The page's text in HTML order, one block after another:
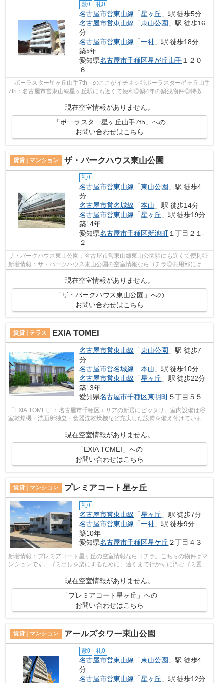
敷0 礼0
名古屋市営東山線 「星ヶ丘 」駅 徒歩5分
名古屋市営東山線 「東山公園 」駅 徒歩16
分
名古屋市営東山線 「一社 」駅 徒歩18分
築5年
愛知県名古屋市千種区星が丘山手 １２０
６
「ポーラスター星ヶ丘山手7th」のここがイチオシ◎ポーラスター星ヶ丘山手
7th：名古屋市営東山線星ヶ丘駅にも近くて便利◎築4年の築浅物件◎特徴的
現在空室情報がありません。
「ポーラスター星ヶ丘山手7th」への
お問い合わせはこちら
賃貸 | マンション ザ・パークハウス東山公園
礼0
名古屋市営東山線 「東山公園 」駅 徒歩4
分
名古屋市営名城線 「本山 」駅 徒歩14分
名古屋市営東山線 「星ヶ丘 」駅 徒歩19分
築14年
愛知県名古屋市千種区新池町 １丁目２１-
２
ザ・パークハウス東山公園：名古屋市営東山線東山公園駅にも近くて便利◎
新着情報：ザ・パークハウス東山公園の空室情報ならコチラ◎共用部には敷
地内ごみ置き場・エレベータなどが揃っ...
現在空室情報がありません。
「ザ・パークハウス東山公園」への
お問い合わせはこちら
賃貸 | テラス EXIA TOMEI
名古屋市営東山線 「東山公園 」駅 徒歩7
分
名古屋市営名城線 「本山 」駅 徒歩10分
名古屋市営東山線 「星ヶ丘 」駅 徒歩22分
築13年
愛知県名古屋市千種区東明町５丁目５５
「EXIA TOMEI」：名古屋市千種区エリアの新居にピッタリ。室内設備は浴
室乾燥機・洗面所独立・食器洗乾燥機など充実した設備を備え付けていま
現在空室情報がありません。
「EXIA TOMEI」への
お問い合わせはこちら
賃貸 | マンション プレミアコート星ヶ丘
礼0
名古屋市営東山線 「星ヶ丘 」駅 徒歩7分
名古屋市営東山線 「一社 」駅 徒歩9分
築10年
愛知県名古屋市千種区星ケ丘 ２丁目４３
新着情報：プレミアコート星ヶ丘の空室情報ならコチラ。こちらの物件はマ
ンションです。ゴミ出しを楽にするために、遠くまで行かずに済むゴミ置き
現在空室情報がありません。
「プレミアコート星ヶ丘」への
お問い合わせはこちら
賃貸 | マンション アールズタワー東山公園
敷0 礼0
名古屋市営東山線 「東山公園 」駅 徒歩4
分
名古屋市営東山線 「星ヶ丘 」駅 徒歩12分